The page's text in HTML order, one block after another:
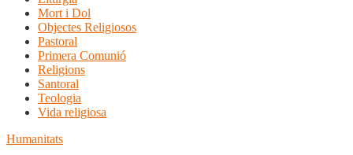
Mort i Dol
Objectes Religiosos
Pastoral
Primera Comunió
Religions
Santoral
Teologia
Vida religiosa
Humanitats